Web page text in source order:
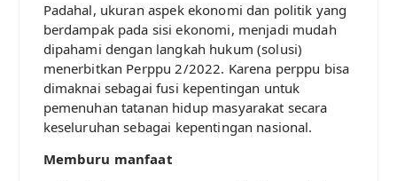
Padahal, ukuran aspek ekonomi dan politik yang
berdampak pada sisi ekonomi, menjadi mudah
dipahami dengan langkah hukum (solusi)
menerbitkan Perppu 2/2022. Karena perppu bisa
dimaknai sebagai fusi kepentingan untuk
pemenuhan tatanan hidup masyarakat secara
keseluruhan sebagai kepentingan nasional.
Memburu manfaat